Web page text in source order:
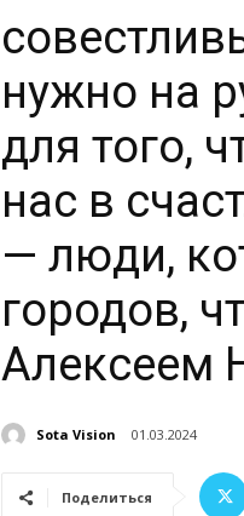
нужно на
для того,
нас в
— люди,
городов,
Алексеем
Sota Vision 01.03.2024
Поделиться